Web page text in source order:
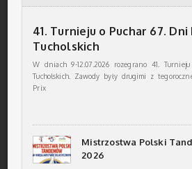
41. Turnieju o Puchar 67.
Tucholskich
W dniach 9-12.07.2026 rozegrano 41.
Tucholskich. Zawody były drugimi z
Prix
Mistrzostwa Polski
2026